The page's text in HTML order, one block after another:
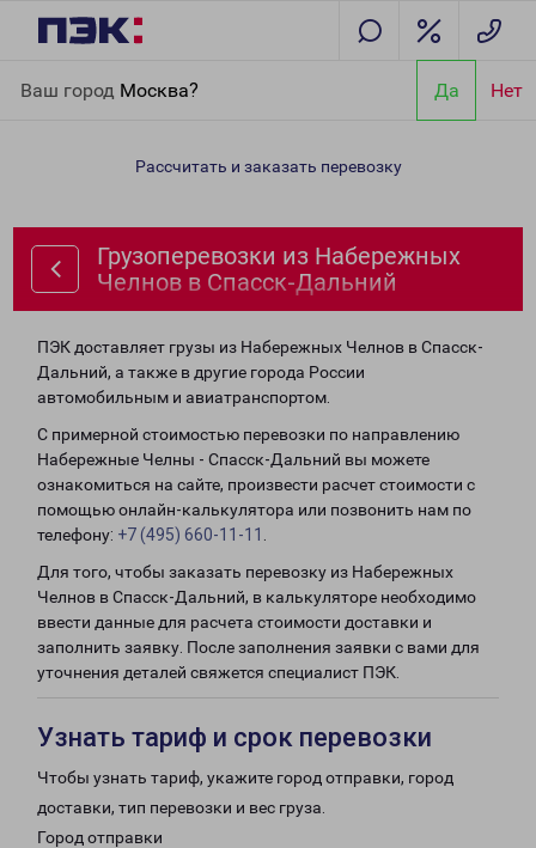
Ваш город Москва? Да Нет
Челнов в Спасск-Дальний
Рассчитать и заказать перевозку
Грузоперевозки из Набережных
Челнов в Спасск-Дальний
ПЭК доставляет грузы из Набережных Челнов в Спасск-
Дальний, а также в другие города России
автомобильным и авиатранспортом.
С примерной стоимостью перевозки по направлению
Набережные Челны - Спасск-Дальний вы можете
ознакомиться на сайте, произвести расчет стоимости с
помощью онлайн-калькулятора или позвонить нам по
телефону: +7 (495) 660-11-11
Для того, чтобы заказать перевозку из Набережных
Челнов в Спасск-Дальний, в калькуляторе необходимо
ввести данные для расчета стоимости доставки и
заполнить заявку. После заполнения заявки с вами для
уточнения деталей свяжется специалист ПЭК.
Узнать тариф и срок перевозки
Чтобы узнать тариф, укажите город отправки, город
доставки, тип перевозки и вес груза.
Город отправки